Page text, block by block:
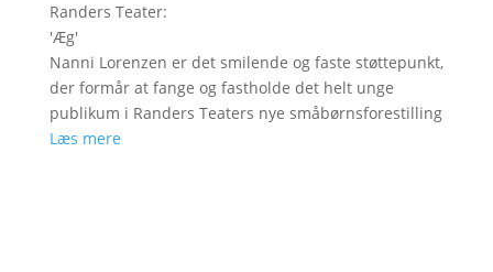
Randers Teater:
'Æg'
Nanni Lorenzen er det smilende og faste støttepunkt,
der formår at fange og fastholde det helt unge
publikum i Randers Teaters nye småbørnsforestilling
Læs mere